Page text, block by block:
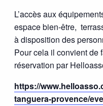
L’accès aux
espace bien-être,
à disposition des
Pour cela il convient de
réservation par
https://
tanguera-provence/